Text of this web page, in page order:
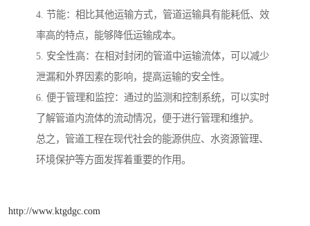
4. 节能：相比其他运输方式，管道运输具有能耗低、效
率高的特点，能够降低运输成本。
5. 安全性高：在相对封闭的管道中运输流体，可以减少
泄漏和外界因素的影响，提高运输的安全性。
6. 便于管理和监控：通过的监测和控制系统，可以实时
了解管道内流体的流动情况，便于进行管理和维护。
总之，管道工程在现代社会的能源供应、水资源管理、
环境保护等方面发挥着重要的作用。
http://www.ktgdgc.com